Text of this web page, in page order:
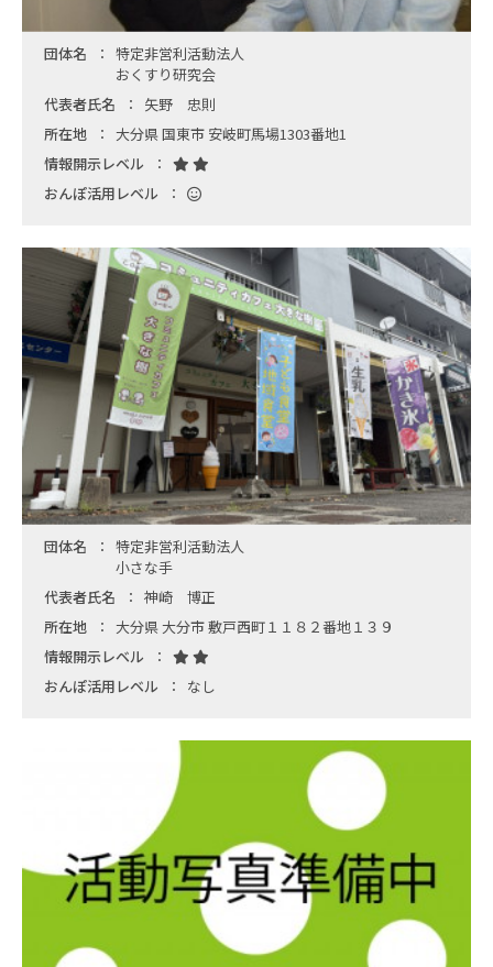
団体名
特定非営利活動法人
おくすり研究会
代表者氏名
矢野 忠則
所在地
大分県 国東市 安岐町馬場1303番地1
情報開示レベル
おんぽ活用レベル
団体名
特定非営利活動法人
小さな手
代表者氏名
神崎 博正
所在地
大分県 大分市 敷戸西町１１８２番地１３９
情報開示レベル
おんぽ活用レベル
なし